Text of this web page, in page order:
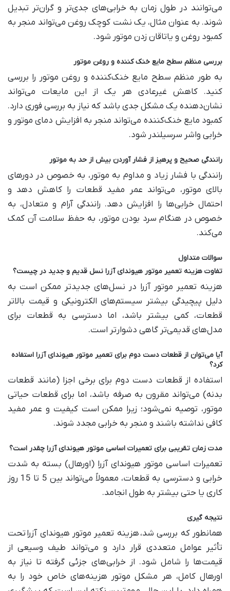
می‌توانند در طول زمان به خرابی‌های جدی‌تر و گران‌تر تبدیل
شوند. به عنوان مثال، یک نشت کوچک روغن می‌تواند منجر به
کمبود روغن و یاتاقان زدن موتور شود.
بررسی منظم سطح مایع خنک‌ کننده و روغن موتور
به طور منظم سطح مایع خنک‌کننده و روغن موتور را بررسی
کنید. کاهش غیرعادی هر یک از این مایعات می‌تواند
نشان‌دهنده یک مشکل جدی باشد که نیاز به بررسی فوری دارد.
کمبود مایع خنک‌کننده می‌تواند منجر به افزایش دمای موتور و
خرابی واشر سرسیلندر شود.
رانندگی صحیح و پرهیز از فشار آوردن بیش از حد به موتور
رانندگی با فشار زیاد و مداوم به موتور، به خصوص در دورهای
بالای موتور، می‌تواند عمر مفید قطعات را کاهش دهد و
احتمال خرابی‌ها را افزایش دهد. رانندگی آرام و متعادل، به
خصوص در هنگام سرد بودن موتور، به حفظ سلامت آن کمک
می‌کند.
سوالات متداول
تفاوت هزینه تعمیر موتور هیوندای آزرا نسل قدیم و جدید در چیست؟
هزینه تعمیر موتور آزرا در نسل‌های جدیدتر ممکن است به
دلیل پیچیدگی بیشتر سیستم‌های الکترونیکی و قیمت بالاتر
قطعات، کمی بیشتر باشد، اما دسترسی به قطعات برای
مدل‌های قدیمی‌تر گاهی دشوارتر است.
آیا می‌توان از قطعات دست دوم برای تعمیر موتور هیوندای آزرا استفاده
کرد؟
استفاده از قطعات دست دوم برای برخی اجزا (مانند قطعات
بدنه) می‌تواند مقرون به صرفه باشد، اما برای قطعات حیاتی
موتور، توصیه نمی‌شود؛ زیرا ممکن است کیفیت و عمر مفید
کافی نداشته باشند و منجر به خرابی مجدد شوند.
مدت زمان تقریبی برای تعمیرات اساسی موتور هیوندای آزرا چقدر است؟
تعمیرات اساسی موتور هیوندای آزرا (اورهال) بسته به شدت
خرابی و دسترسی به قطعات، معمولاً می‌تواند بین 5 تا 15 روز
کاری یا حتی بیشتر به طول انجامد.
نتیجه‌ گیری
همانطور که بررسی شد،هزینه تعمیر موتور هیوندای آزراتحت
تأثیر عوامل متعددی قرار دارد و می‌تواند طیف وسیعی از
قیمت‌ها را شامل شود. از خرابی‌های جزئی گرفته تا نیاز به
اورهال کامل، هر مشکل موتور هزینه‌های خاص خود را به